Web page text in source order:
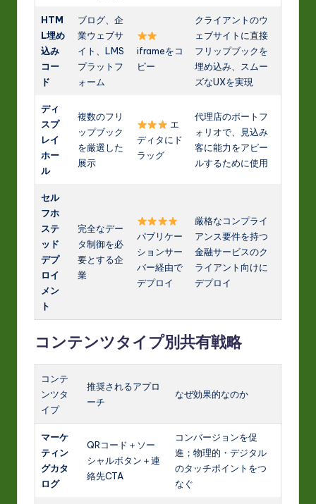
HTM
L埋め
込み
コー
ド
ブログ、企
業ウェブサ
イト、LMS
プラットフ
ォーム
iframeをコ
ピー
クライアントのウ
ェブサイトに直接
フリップブックを
埋め込み、スムー
ズなUXを実現
ディ
スプ
レイ
ホー
ル
複数のフリ
ップブック
を厳選した
展示
エ
ディタにド
ラッグ
代理店のポートフ
ォリオで、見込み
客に能力をアピー
ルするために使用
セル
フホ
ステ
ッド
デプ
ロイ
メン
ト
完全なデー
タ制御を必
要とする企
業
パブリケー
ションサー
バー経由で
デプロイ
厳格なコンプライ
アンス要件を持つ
金融サービスのク
ライアント向けに
デプロイ
コンテンツタイプ別共有戦略
コンテ
ンツタ
イプ
推奨されるアプロ
ーチ
なぜ効果的なのか
マーケ
ティン
グカタ
ログ
QRコード＋ソー
シャルボタン＋連
絡先CTA
コンバージョンを促
進；物理的・デジタル
のタッチポイントをつ
なぐ